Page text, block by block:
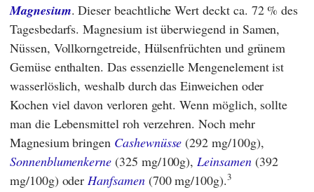
Magnesium. Dieser beachtliche Wert deckt ca. 72 % des
Tagesbedarfs. Magnesium ist überwiegend in Samen,
Nüssen, Vollkorngetreide, Hülsenfrüchten und grünem
Gemüse enthalten. Das essenzielle Mengenelement ist
wasserlöslich, weshalb durch das Einweichen oder
Kochen viel davon verloren geht. Wenn möglich, sollte
man die Lebensmittel roh verzehren. Noch mehr
Magnesium bringen Cashewnüsse (292 mg/100g),
Sonnenblumenkerne (325 mg/100g),Leinsamen(392
mg/100g) oderHanfsamen(700 mg/100g).3